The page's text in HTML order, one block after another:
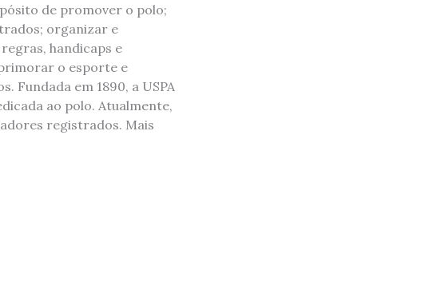
de promover o polo;
organizar e
handicaps e
o esporte e
Fundada em 1890, a USPA
ao polo. Atualmente,
registrados. Mais